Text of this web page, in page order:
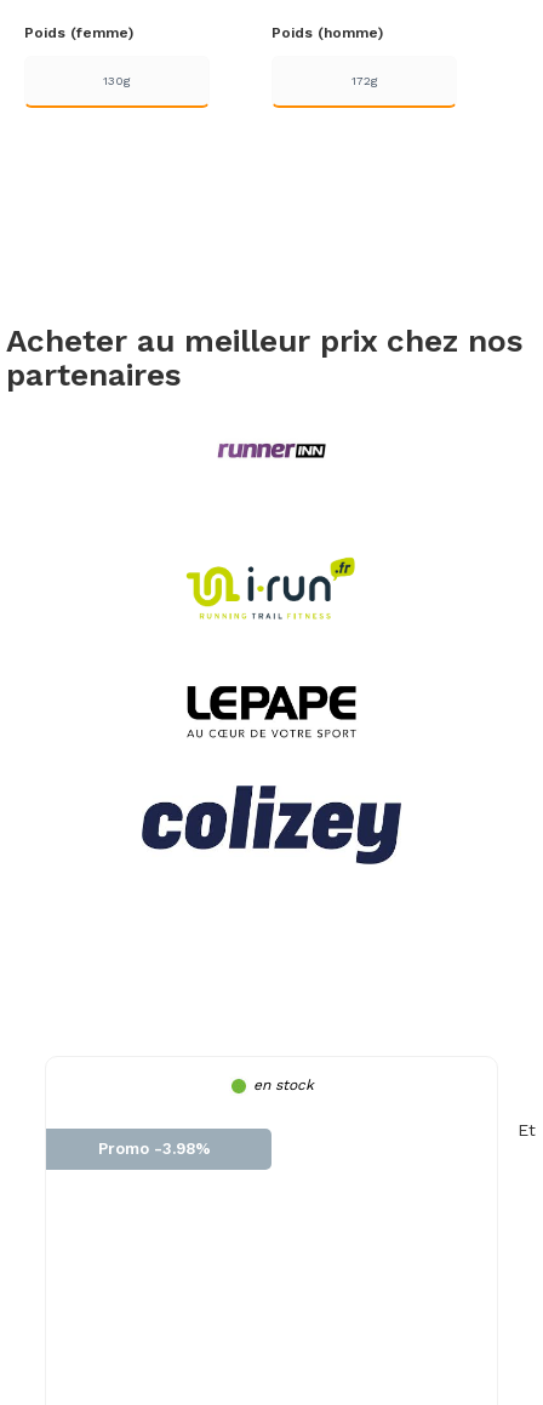
Poids (homme)
172g
Poids (femme)
130g
Acheter au meilleur prix chez nos
partenaires
en stock
Promo -3.98%
Et